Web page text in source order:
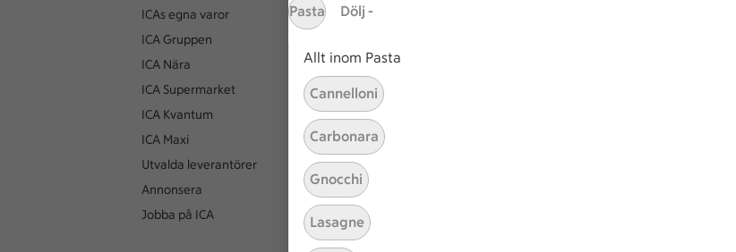
Pasta Dölj -
Allt inom Pasta
Cannelloni
Carbonara
Gnocchi
Lasagne
ICAs egna varor
ICA Gruppen
ICA Nära
ICA Supermarket
ICA Kvantum
ICA Maxi
Utvalda leverantörer
Annonsera
Jobba på ICA